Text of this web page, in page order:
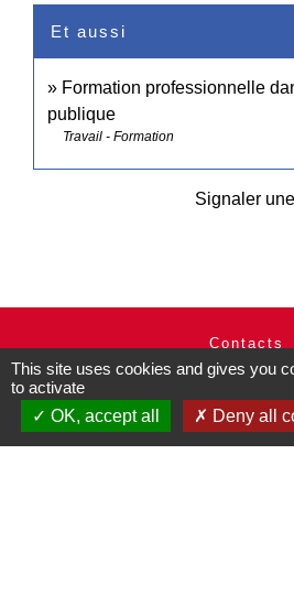
Et aussi
Formation professionnelle
publique
Travail - Formation
Signaler
Contacts
Commune de
27130 Pullay -
+33 2 32 32 18
This site uses cookies and gives you
to activate
OK, accept all
Deny all